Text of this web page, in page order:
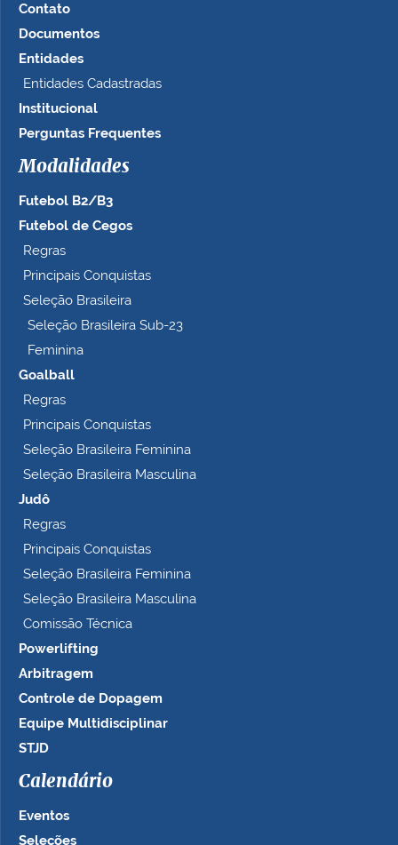
Contato
Documentos
Entidades
Entidades Cadastradas
Institucional
Perguntas Frequentes
Modalidades
Futebol B2/B3
Futebol de Cegos
Regras
Principais Conquistas
Seleção Brasileira
Seleção Brasileira Sub-23
Feminina
Goalball
Regras
Principais Conquistas
Seleção Brasileira Feminina
Seleção Brasileira Masculina
Judô
Regras
Principais Conquistas
Seleção Brasileira Feminina
Seleção Brasileira Masculina
Comissão Técnica
Powerlifting
Arbitragem
Controle de Dopagem
Equipe Multidisciplinar
STJD
Calendário
Eventos
Seleções